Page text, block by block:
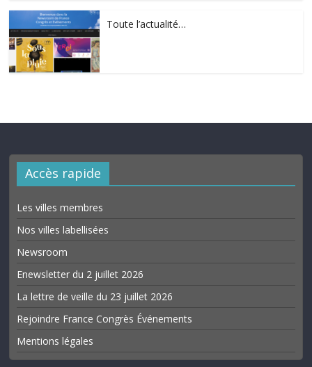
Toute l’actualité…
Accès rapide
Les villes membres
Nos villes labellisées
Newsroom
Enewsletter du 2 juillet 2026
La lettre de veille du 23 juillet 2026
Rejoindre France Congrès Événements
Mentions légales